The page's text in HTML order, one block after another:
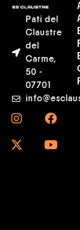
Pati del
Claustre
del
Carme,
50 -
07701